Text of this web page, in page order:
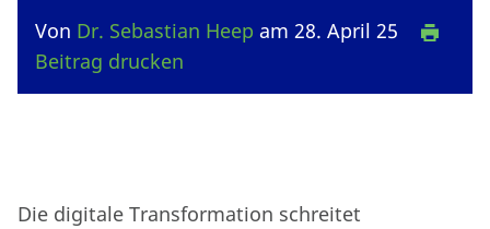
Von Dr. Sebastian Heep am 28. April 25
Beitrag drucken
Die digitale Transformation schreitet